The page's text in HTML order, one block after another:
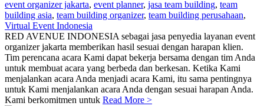
event organizer jakarta, event planner, jasa team building, team
building asia, team building organizer, team building perusahaan,
Virtual Event Indonesia
RED AVENUE INDONESIA sebagai jasa penyedia layanan event
organizer jakarta memberikan hasil sesuai dengan harapan klien.
Tim perencana acara Kami dapat bekerja bersama dengan tim Anda
untuk membuat acara yang berbeda dan berkesan. Ketika Kami
menjalankan acara Anda menjadi acara Kami, itu sama pentingnya
untuk Kami menjalankan acara Anda dengan sesuai harapan Anda.
Kami berkomitmen untuk Read More >